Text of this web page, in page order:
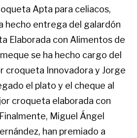
Apta para celiacos,
hecho entrega del galardón
Elaborada con Alimentos de
se ha hecho cargo del
croqueta Innovadora y Jorge
el plato y el cheque al
croqueta elaborada con
Miguel Ángel
han premiado a